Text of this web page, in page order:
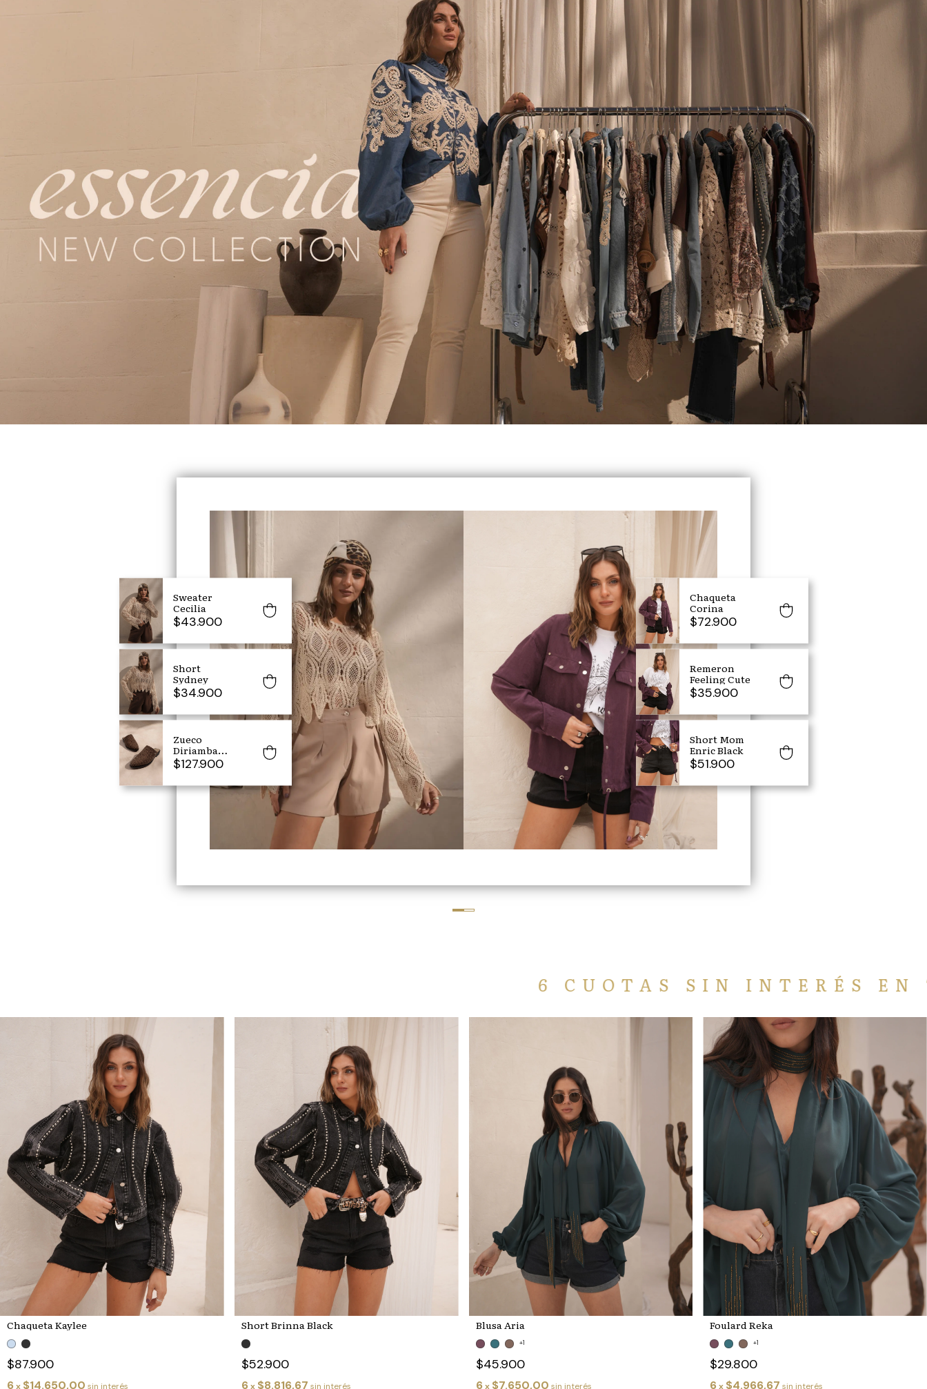
Sweater
Cecilia
$43.900
Short
Sydney
$34.900
Zueco
Diriamba
Chocolate
HEYAS
$127.900
Chaqueta
Corina
$72.900
Remeron
Feeling Cute
$35.900
Short Mom
Enric Black
$51.900
6 CUOTAS SIN INTERÉS EN TODA LA WEB
Chaqueta Kaylee
$87.900
6x $14.650,00 sin interés
Short Brinna Black
$52.900
6 x $8.816,67 sin interés
Blusa Aria
+1
$45.900
6 x $7.650,00 sin interés
Foulard Reka
+1
$29.800
6 x $4.966,67 sin interés